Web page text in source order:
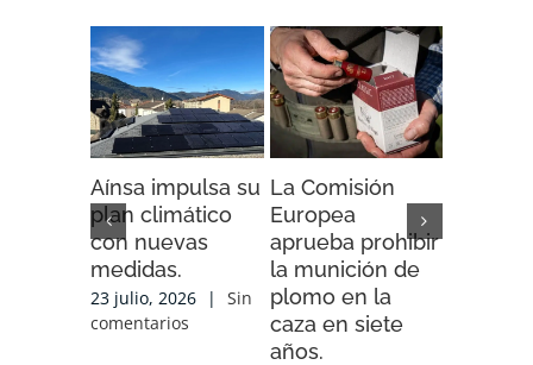
Aínsa impulsa su
plan climático
con nuevas
medidas.
23 julio, 2026 |
Sin
comentarios
La Comisión
Europea
aprueba prohibir
la munición de
plomo en la
caza en siete
años.